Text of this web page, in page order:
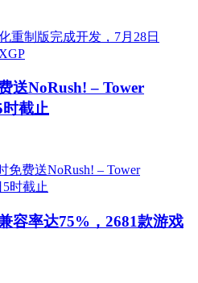
送NoRush! – Tower
截止
容率达75%，2681款游戏